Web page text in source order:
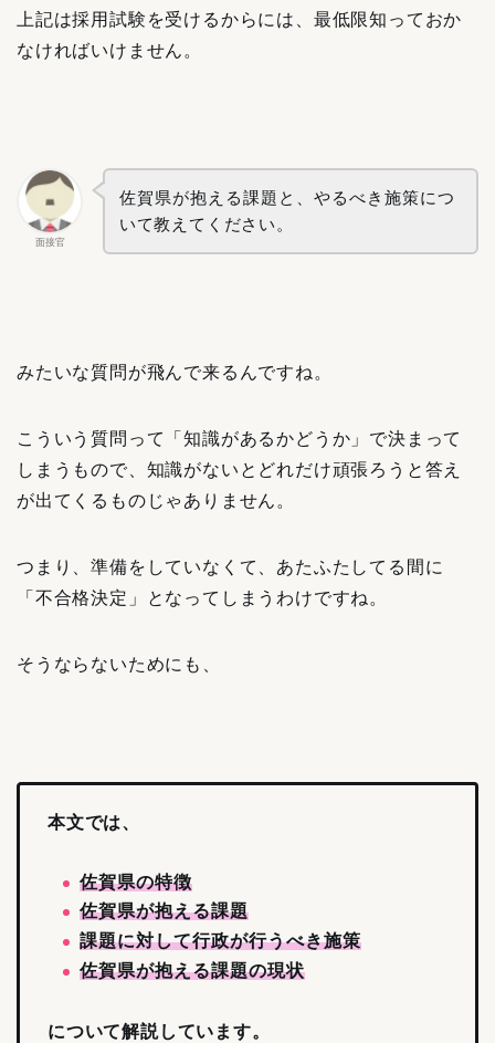
上記は採用試験を受けるからには、最低限知っておか
なければいけません。
面接官
佐賀県が抱える課題と、やるべき施策につ
いて教えてください。
みたいな質問が飛んで来るんですね。
こういう質問って「知識があるかどうか」で決まって
しまうもので、知識がないとどれだけ頑張ろうと答え
が出てくるものじゃありません。
つまり、準備をしていなくて、あたふたしてる間に
「不合格決定」となってしまうわけですね。
そうならないためにも、
本文では、
佐賀県の特徴
佐賀県が抱える課題
課題に対して行政が行うべき施策
佐賀県が抱える課題の現状
について解説しています。